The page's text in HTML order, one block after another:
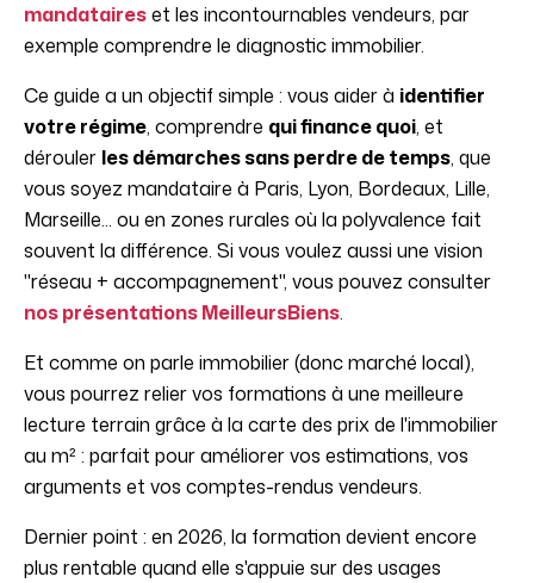
mandataireset les incontournables vendeurs, par
exemple comprendre le diagnostic immobilier.
Ce guide a un objectif simple : vous aider à identifier
votre régime, comprendre qui finance quoi, et
dérouler les démarches sans perdre de temps, que
vous soyez mandataire à Paris, Lyon, Bordeaux, Lille,
Marseille... ou en zones rurales où la polyvalence fait
souvent la différence. Si vous voulez aussi une vision
"réseau + accompagnement", vous pouvez consulter
nos présentations MeilleursBiens.
Et comme on parle immobilier (donc marché local),
vous pourrez relier vos formations à une meilleure
lecture terrain grâce à la carte des prix de l'immobilier
au m² : parfait pour améliorer vos estimations, vos
arguments et vos comptes-rendus vendeurs.
Dernier point : en 2026, la formation devient encore
plus rentable quand elle s'appuie sur des usages